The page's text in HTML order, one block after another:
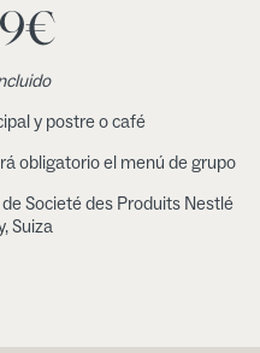
€
y postre o café
obligatorio el menú de grupo
Societé des Produits Nestlé
Suiza